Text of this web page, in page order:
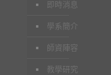
即時消息
學系簡介
師資陣容
教學研究